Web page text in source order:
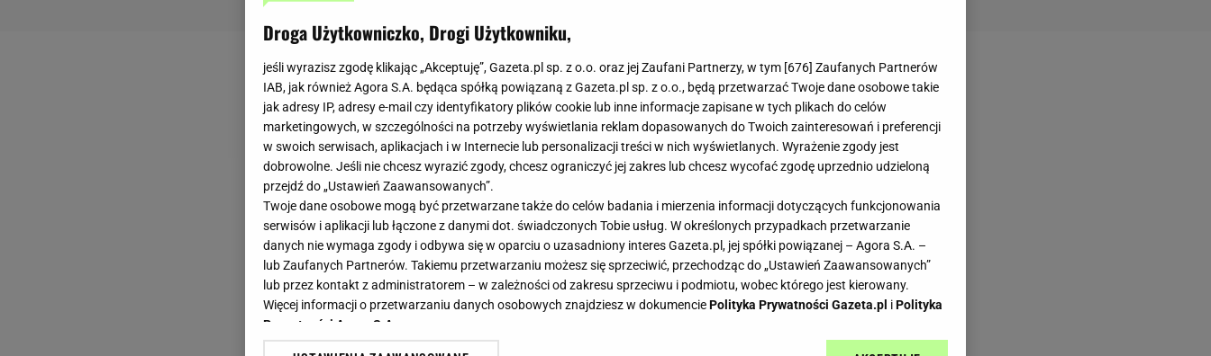
Droga Użytkowniczko, Drogi Użytkowniku,
jeśli wyrazisz zgodę klikając „Akceptuję”, Gazeta.pl sp. z o.o. oraz jej Zaufani Partnerzy, w tym [676] Zaufanych Partnerów
IAB, jak również Agora S.A. będąca spółką powiązaną z Gazeta.pl sp. z o.o., będą przetwarzać Twoje dane osobowe takie
jak adresy IP, adresy e-mail czy identyfikatory plików cookie lub inne informacje zapisane w tych plikach do celów
marketingowych, w szczególności na potrzeby wyświetlania reklam dopasowanych do Twoich zainteresowań i preferencji
w swoich serwisach, aplikacjach i w Internecie lub personalizacji treści w nich wyświetlanych. Wyrażenie zgody jest
dobrowolne. Jeśli nie chcesz wyrazić zgody, chcesz ograniczyć jej zakres lub chcesz wycofać zgodę uprzednio udzieloną
przejdź do „Ustawień Zaawansowanych”.
Twoje dane osobowe mogą być przetwarzane także do celów badania i mierzenia informacji dotyczących funkcjonowania
serwisów i aplikacji lub łączone z danymi dot. świadczonych Tobie usług. W określonych przypadkach przetwarzanie
danych nie wymaga zgody i odbywa się w oparciu o uzasadniony interes Gazeta.pl, jej spółki powiązanej – Agora S.A. –
lub Zaufanych Partnerów. Takiemu przetwarzaniu możesz się sprzeciwić, przechodząc do „Ustawień Zaawansowanych”
lub przez kontakt z administratorem – w zależności od zakresu sprzeciwu i podmiotu, wobec którego jest kierowany.
Więcej informacji o przetwarzaniu danych osobowych znajdziesz w dokumenciePolityka Prywatności Gazeta.pl iPolityka
Prywatności Agora S.A.